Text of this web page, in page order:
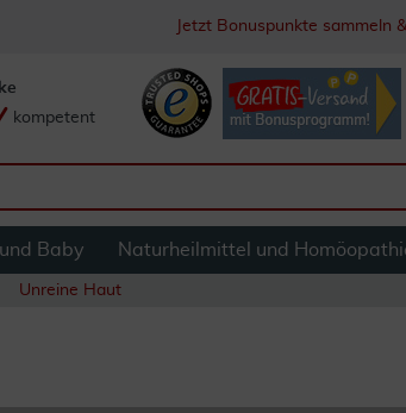
Jetzt Bonuspunkte sammeln
kompetent
Baby Naturheilmittel und
Unreine Haut